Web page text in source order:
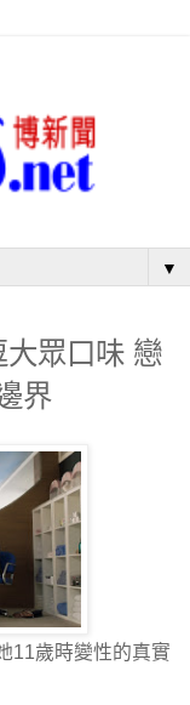
▼
大眾口味 戀
界
11歲時變性的真實